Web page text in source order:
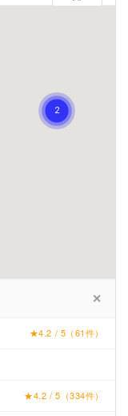
✕
★4.2 / 5（61件）
★4.2 / 5（334件）